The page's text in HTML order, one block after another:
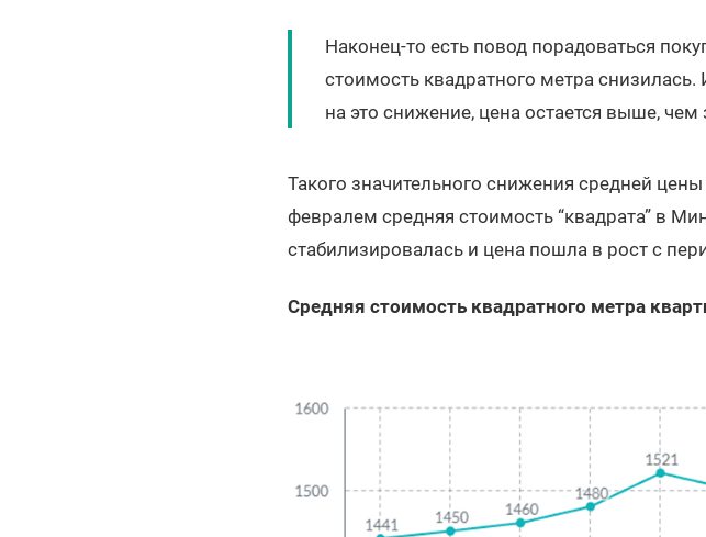
Наконец-то есть повод порадоваться
стоимость квадратного метра
на это снижение, цена остается выше,
Такого значительного снижения средней
февралем средняя стоимость “квадрата” в
стабилизировалась и цена пошла в рост с
Средняя стоимость квадратного метра